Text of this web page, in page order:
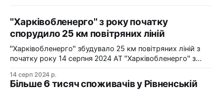
"Харківобленерго" з року початку
спорудило 25 км повітряних ліній
"Харківобленерго" збудувало 25 км повітряних ліній з
початку року 14 серпня 2024 АТ "Харківобленерго" з
ліній, оновило 1134 опори та встановило 5 нових
електропідстанцій у рамках інвестиційної програми на
14 серп 2024 р.
Більше 6 тисяч споживачів у Рівненській